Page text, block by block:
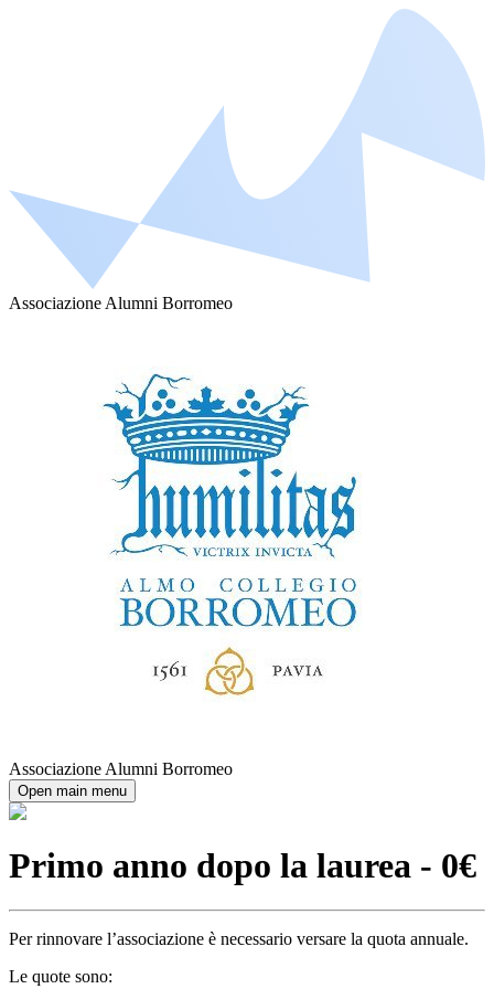
Associazione Alumni Borromeo
Associazione Alumni Borromeo
Open main menu
Primo anno dopo la laurea - 0€
Per rinnovare l’associazione è necessario versare la quota annuale.
Le quote sono: